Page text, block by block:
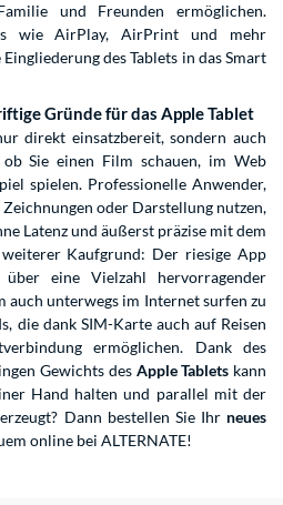
und Freunden ermöglichen.
wie AirPlay, AirPrint und mehr
des Tablets in das Smart
Gründe für das Apple Tablet
direkt einsatzbereit, sondern auch
Sie einen Film schauen, im Web
spielen. Professionelle Anwender,
oder Darstellung nutzen,
Latenz und äußerst präzise mit dem
Kaufgrund: Der riesige App
eine Vielzahl hervorragender
auch unterwegs im Internet surfen zu
die dank SIM-Karte auch auf Reisen
ermöglichen. Dank des
Gewichts des Apple Tablets kann
Hand halten und parallel mit der
Dann bestellen Sie Ihr neues
online bei ALTERNATE!